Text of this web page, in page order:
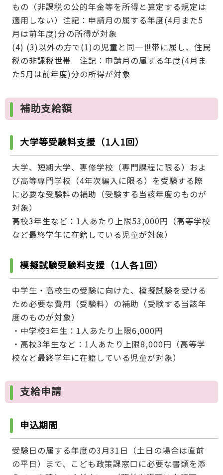
もの（非課税の公的年金等を所得と算定する規定は
適用しない）注記：申請月の属する年度(4月また5
月は前年度)分の所得が対象
(4) (3)以外の方で(1)の児童と同一世帯に属し、住民
税の非課税世帯 注記：申請月の属する年度(4月ま
た5月は前年度)分の所得が対象
補助支給額
大学等受験料支援（1人1回）
大学、短期大学、専修学校（専門課程に限る）およ
び高等専門学校（4年次編入に限る）を受験する際
に必要な受験料の補助（受験する当該年度のものが
対象）
高校3年生など：1人あたり上限53,000円（高等学校
など最終学年に在籍している児童が対象）
模擬試験受験料支援（1人各1回）
中学生・高校生の受験に向けた、模擬試験を受ける
ため必要な費用（受験料）の補助（受験する当該年
度のものが対象）
・中学校3年生：1人あたり上限6,000円
・高校3年生など：1人あたり上限8,000円（高等学
校など最終学年に在籍している児童が対象）
支給申請
申込期間
受験日の属する年度の3月31日（土日の場合は直前
の平日）まで、こども政策課窓口に必要な書類を添